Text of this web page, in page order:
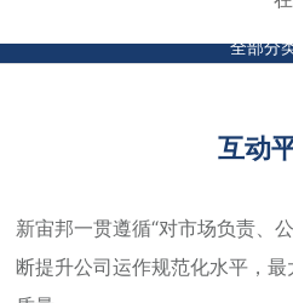
关于
研发
全部分
互动
新宙邦一贯遵循“对市场负责、
断提升公司运作规范化水平，